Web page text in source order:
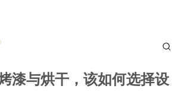
漆与烘干，该如何选择设